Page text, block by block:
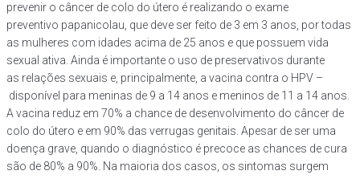
prevenir o câncer de colo do útero é realizando o exame
preventivo papanicolau, que deve ser feito de 3 em 3 anos, por todas
as mulheres com idades acima de 25 anos e que possuem vida
sexual ativa. Ainda é importante o uso de preservativos durante
as relações sexuais e, principalmente, a vacina contra o HPV –
disponível para meninas de 9 a 14 anos e meninos de 11 a 14 anos.
A vacina reduz em 70% a chance de desenvolvimento do câncer de
colo do útero e em 90% das verrugas genitais. Apesar de ser uma
doença grave, quando o diagnóstico é precoce as chances de cura
são de 80% a 90%. Na maioria dos casos, os sintomas surgem